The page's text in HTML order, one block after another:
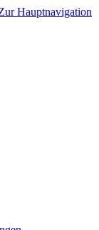
Hauptnavigation